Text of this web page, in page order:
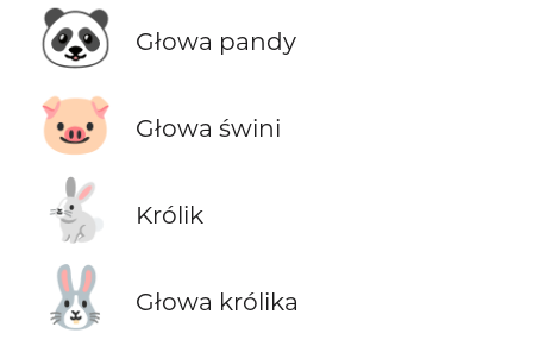
🐼 Głowa pandy
🐷 Głowa świni
🐇 Królik
🐰 Głowa królika